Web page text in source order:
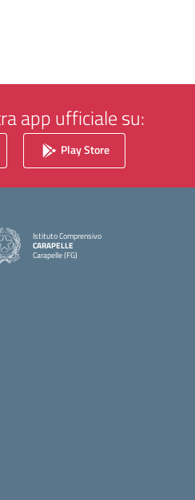
app ufficiale su:
Play Store
Istituto Comprensivo
CARAPELLE
Carapelle (FG)
— Visita la pagina iniziale della scuola